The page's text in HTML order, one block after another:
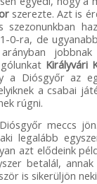
szerezte. Azt is
0-ra, de
jobbnak
Királyvári
a Diósgyőr az
a csabai
rúgni.
meccs
legalább
azt elődeink
betalál,
is sikerüljön